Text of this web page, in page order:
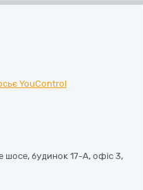
YouControl
шосе, будинок 17-А, офіс 3,